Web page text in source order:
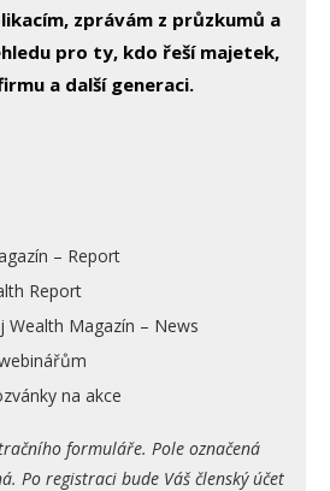
zprávám z průzkumů a
pro ty, kdo řeší majetek,
a další generaci.
– Report
Report
Wealth Magazín – News
na akce
formuláře. Pole označená
Po registraci bude Váš členský účet